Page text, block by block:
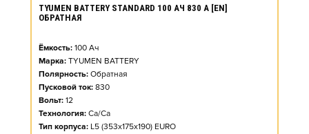
TYUMEN BATTERY STANDARD 100 АЧ 830 А [EN]
ОБРАТНАЯ
Ёмкость: 100 Ач
Марка: TYUMEN BATTERY
Полярность: Обратная
Пусковой ток: 830
Вольт: 12
Технология: Ca/Ca
Тип корпуса: L5 (353x175x190) EURO